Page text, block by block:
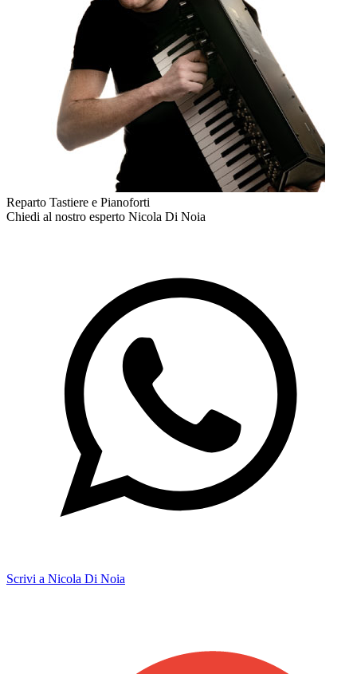
Reparto Tastiere e Pianoforti
Chiedi al nostro esperto Nicola Di Noia
Scrivi a Nicola Di Noia